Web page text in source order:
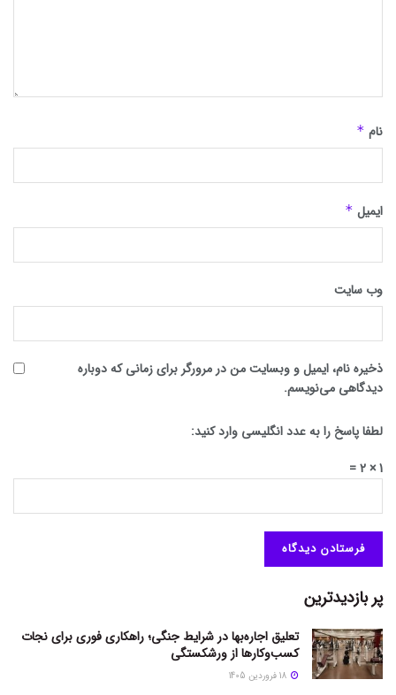
نام *
ایمیل *
وب‌ سایت
ذخیره نام، ایمیل و وبسایت من در مرورگر برای زمانی که دوباره
دیدگاهی می‌نویسم.
لطفا پاسخ را به عدد انگلیسی وارد کنید:
1 × 2 =
پر بازدیدترین
تعلیق اجاره‌بها در شرایط جنگی؛ راهکاری فوری برای نجات
کسب‌وکارها از ورشکستگی